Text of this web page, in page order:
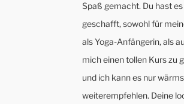
Spaß gemacht. Du hast es
geschafft, sowohl für
als Yoga-Anfängerin, als
mich einen tollen Kurs zu
und ich kann es nur
weiterempfehlen. Deine